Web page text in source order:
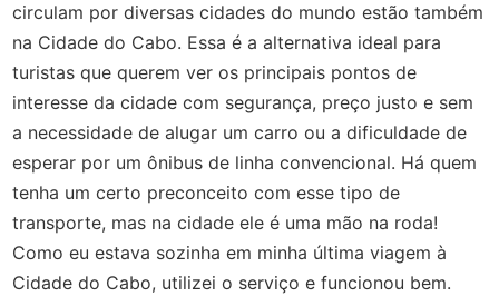
circulam por diversas cidades do mundo estão também
na Cidade do Cabo. Essa é a alternativa ideal para
turistas que querem ver os principais pontos de
interesse da cidade com segurança, preço justo e sem
a necessidade de alugar um carro ou a dificuldade de
esperar por um ônibus de linha convencional. Há quem
tenha um certo preconceito com esse tipo de
transporte, mas na cidade ele é uma mão na roda!
Como eu estava sozinha em minha última viagem à
Cidade do Cabo, utilizei o serviço e funcionou bem.